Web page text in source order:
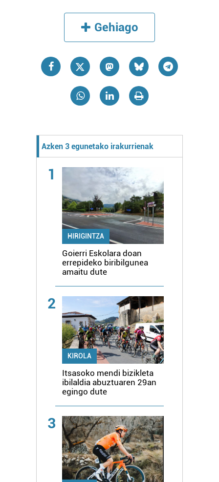
Gehiago
Azken 3 egunetako irakurrienak
1
HIRIGINTZA
Goierri Eskolara doan
errepideko biribilgunea
amaitu dute
2
KIROLA
Itsasoko mendi bizikleta
ibilaldia abuztuaren 29an
egingo dute
3